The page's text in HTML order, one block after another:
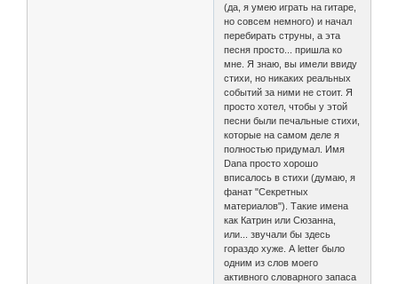
(да, я умею играть на гитаре,
но совсем немного) и начал
перебирать струны, а эта
песня просто... пришла ко
мне. Я знаю, вы имели ввиду
стихи, но никаких реальных
событий за ними не стоит. Я
просто хотел, чтобы у этой
песни были печальные стихи,
которые на самом деле я
полностью придумал. Имя
Dana просто хорошо
вписалось в стихи (думаю, я
фанат "Секретных
материалов"). Такие имена
как Катрин или Сюзанна,
или... звучали бы здесь
гораздо хуже. А letter было
одним из слов моего
активного словарного запаса